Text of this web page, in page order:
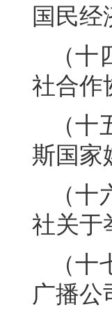
国民经
（
社合作
（
斯国家
（
社关于
（
广播公